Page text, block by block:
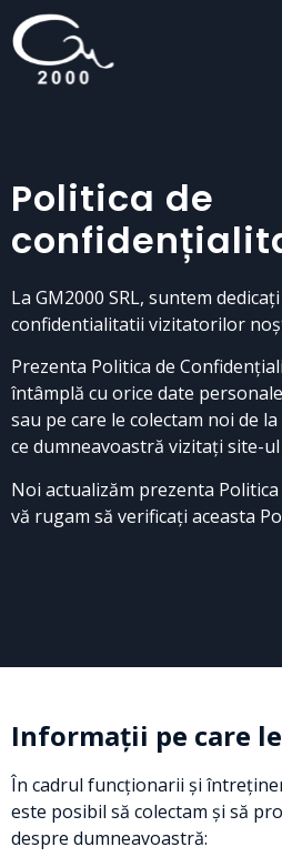
Politica de
La GM2000 SRL, suntem
confidentialitatii vizitatorilor
Prezenta Politica de
întâmplă cu orice date
sau pe care le colectam noi de
ce dumneavoastră vizitați site-
Noi actualizăm prezenta Politica
vă rugam să verificați aceasta
Informații pe care
În cadrul funcționarii și
este posibil să colectam și să
despre dumneavoastră: